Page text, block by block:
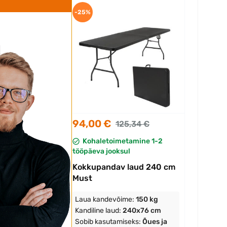
94,00 € 125,34 €
Kohaletoimetamine 1-2
tööpäeva jooksul
Kokkupandav laud 240 cm
Must
Laua kandevõime: 150 kg
Kandiline laud: 240x76 cm
Sobib kasutamiseks: Õues ja
-25%